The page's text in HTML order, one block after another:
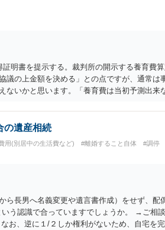
証明書を提示する。裁判所の開示する養育費
議の上金額を決める」との点ですが、通常は
ないかと思います。「養育費は当初予測出来
文言が無くても養育費の見直しは適宜出来る
と思います。養育費は事情の変更があった場
の遺産相続
用(別居中の生活費など) #離婚すること自体 #調停
ら長男へ名義変更や遺言書作成）をせず、配
う認識で合っていますでしょうか。 →ご相
お、逆に１/２しか権利がないため、自宅を